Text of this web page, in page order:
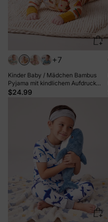
+7
Kinder Baby / Mädchen Bambus
Pyjama mit kindlichem Aufdruck
(eng anliegend) braun
$24.99